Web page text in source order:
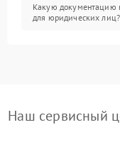
Какую документацию
для юридических лиц?
Наш сервисный